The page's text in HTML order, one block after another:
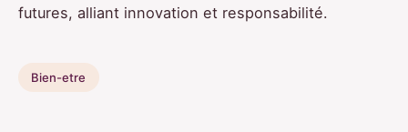
futures, alliant innovation et responsabilité.
Bien-etre